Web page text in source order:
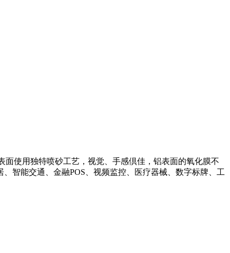
使用独特喷砂工艺，视觉、手感倶佳，铝表面的氧化膜不
智能交通、金融POS、视频监控、医疗器械、数字标牌、工